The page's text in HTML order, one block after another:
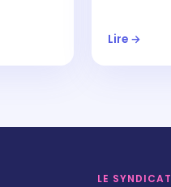
Lire →
LE SYNDICAT